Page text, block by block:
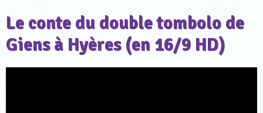
Le conte du double tombolo de
Giens à Hyères (en 16/9 HD)